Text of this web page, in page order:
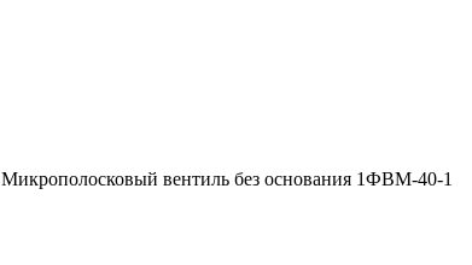
Микрополосковый вентиль без основания 1ФВМ-40-1